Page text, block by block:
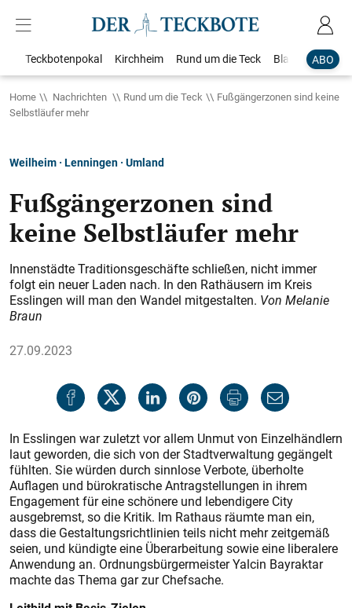
ABO
Teckbotenpokal Kirchheim Rund um die Teck Blaulicht
Home Nachrichten Rund um die Teck
Fußgängerzonen sind keine
Selbstläufer mehr
Weilheim · Lenningen · Umland
Fußgängerzonen sind
keine Selbstläufer mehr
Innenstädte Traditionsgeschäfte schließen, nicht immer
folgt ein neuer Laden nach. In den Rathäusern im Kreis
Esslingen will man den Wandel mitgestalten. Von Melanie
Braun
27.09.2023
In Esslingen war zuletzt vor allem Unmut von Einzelhändlern
laut geworden, die sich von der Stadtverwaltung gegängelt
fühlten. Sie würden durch sinnlose Verbote, überholte
Auflagen und bürokratische Antragstellungen in ihrem
Engagement für eine schönere und lebendigere City
ausgebremst, so die Kritik. Im Rathaus räumte man ein,
dass die Gestaltungsrichtlinien teils nicht mehr zeitgemäß
seien, und kün­digte eine Überarbeitung sowie eine liberalere
Anwendung an. Ordnungsbürgermeister Yalcin Bayraktar
machte das Thema gar zur Chefsache.